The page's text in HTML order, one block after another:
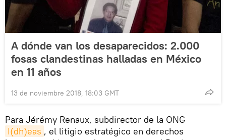
A dónde van los desaparecidos: 2.000
fosas clandestinas halladas en México
en 11 años
13 de noviembre 2018, 18:03 GMT
Para Jérémy Renaux, subdirector de la ONG
I(dh)eas , el litigio estratégico en derechos